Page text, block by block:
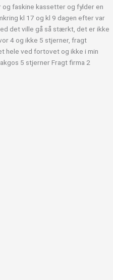
faskine kassetter og fylder en
kl 17 og kl 9 dagen efter var
det ville gå så stærkt, det er ikke
4 og ikke 5 stjerner, fragt
hele ved fortovet og ikke i min
5 stjerner Fragt firma 2